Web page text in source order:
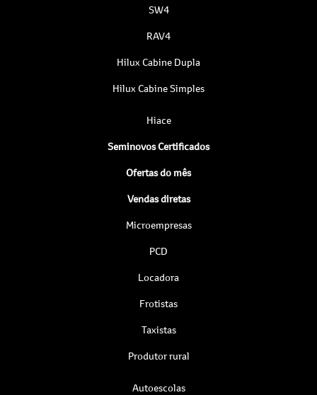
SW4
RAV4
Hilux Cabine Dupla
Hilux Cabine Simples
Hiace
Seminovos Certificados
Ofertas do mês
Vendas diretas
Microempresas
PCD
Locadora
Frotistas
Taxistas
Produtor rural
Autoescolas